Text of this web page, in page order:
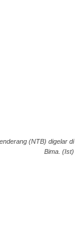
(NTB) digelar di
Bima. (Ist)